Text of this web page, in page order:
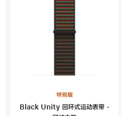
特别版
Black Unity 回环式运动表带 -